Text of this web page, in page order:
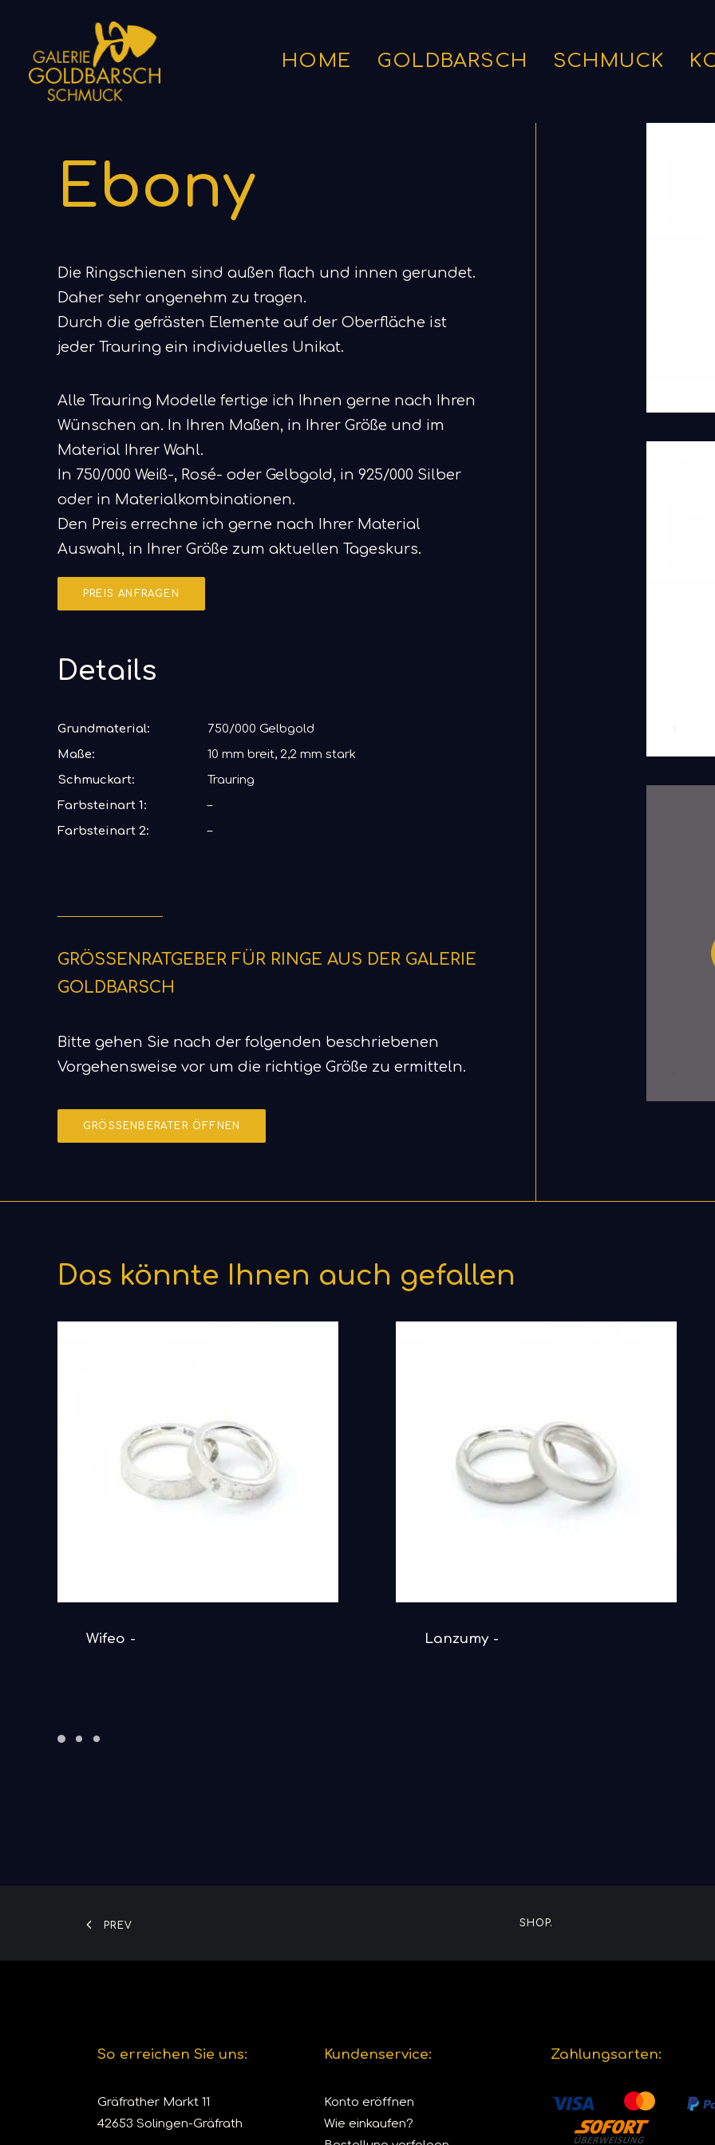
HOME GOLDBARSCH SCHMUCK
Ebony
Die Ringschienen sind außen flach und innen gerundet.
Daher sehr angenehm zu tragen.
Durch die gefrästen Elemente auf der Oberfläche ist
jeder Trauring ein individuelles Unikat.
Alle Trauring Modelle fertige ich Ihnen gerne nach Ihren
Wünschen an. In Ihren Maßen, in Ihrer Größe und im
Material Ihrer Wahl.
In 750/000 Weiß-, Rosé- oder Gelbgold, in 925/000 Silber
oder in Materialkombinationen.
Den Preis errechne ich gerne nach Ihrer Material
Auswahl, in Ihrer Größe zum aktuellen Tageskurs.
PREIS ANFRAGEN
Details
Grundmaterial:
750/000 Gelbgold
Maße:
10 mm breit, 2,2 mm stark
Schmuckart:
Trauring
Farbsteinart 1:
–
Farbsteinart 2:
–
GRÖSSENRATGEBER FÜR RINGE AUS DER GALERIE
GOLDBARSCH
Bitte gehen Sie nach der folgenden beschriebenen
Vorgehensweise vor um die richtige Größe zu ermitteln.
GRÖSSENBERATER ÖFFNEN
Das könnte Ihnen auch gefallen
Wifeo DETAILS ANSEHEN
Lanzumy
PREV SHOP.
So erreichen Sie uns:
Gräfrather Markt 11
42653 Solingen-Gräfrath
Kundenservice:
Konto eröffnen
Wie einkaufen?
Zahlungsarten: